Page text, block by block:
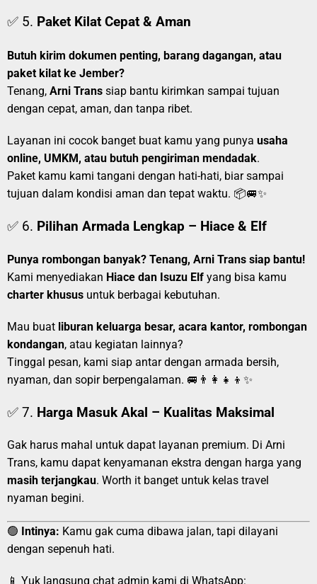
✅ 5. Paket Kilat Cepat & Aman
Butuh kirim dokumen penting, barang dagangan, atau
paket kilat ke Jember?
Tenang, Arni Trans siap bantu kirimkan sampai tujuan
dengan cepat, aman, dan tanpa ribet.
Layanan ini cocok banget buat kamu yang punya usaha
online, UMKM, atau butuh pengiriman mendadak.
Paket kamu kami tangani dengan hati-hati, biar sampai
tujuan dalam kondisi aman dan tepat waktu. 📦🚐✨
✅ 6. Pilihan Armada Lengkap – Hiace & Elf
Punya rombongan banyak? Tenang, Arni Trans siap bantu!
Kami menyediakan Hiace dan Isuzu Elf yang bisa kamu
charter khusus untuk berbagai kebutuhan.
Mau buat liburan keluarga besar, acara kantor, rombongan
kondangan, atau kegiatan lainnya?
Tinggal pesan, kami siap antar dengan armada bersih,
nyaman, dan sopir berpengalaman. 🚐👨‍👩‍👧‍👦✨
✅ 7. Harga Masuk Akal – Kualitas Maksimal
Gak harus mahal untuk dapat layanan premium. Di Arni
Trans, kamu dapat kenyamanan ekstra dengan harga yang
masih terjangkau. Worth it banget untuk kelas travel
nyaman begini.
🟢 Intinya: Kamu gak cuma dibawa jalan, tapi dilayani
dengan sepenuh hati.
📱 Yuk langsung chat admin kami di WhatsApp: